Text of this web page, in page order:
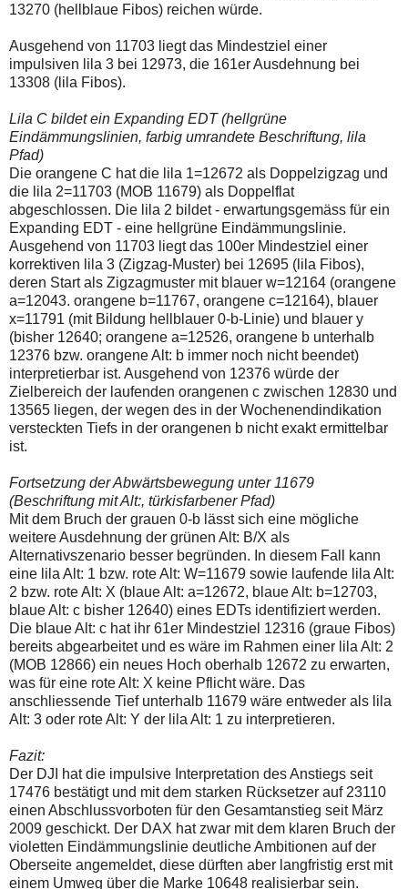
13270 (hellblaue Fibos) reichen würde.
Ausgehend von 11703 liegt das Mindestziel einer
impulsiven lila 3 bei 12973, die 161er Ausdehnung bei
13308 (lila Fibos).
Lila C bildet ein Expanding EDT (hellgrüne
Eindämmungslinien, farbig umrandete Beschriftung, lila
Pfad)
Die orangene C hat die lila 1=12672 als Doppelzigzag und
die lila 2=11703 (MOB 11679) als Doppelflat
abgeschlossen. Die lila 2 bildet - erwartungsgemäss für ein
Expanding EDT - eine hellgrüne Eindämmungslinie.
Ausgehend von 11703 liegt das 100er Mindestziel einer
korrektiven lila 3 (Zigzag-Muster) bei 12695 (lila Fibos),
deren Start als Zigzagmuster mit blauer w=12164 (orangene
a=12043. orangene b=11767, orangene c=12164), blauer
x=11791 (mit Bildung hellblauer 0-b-Linie) und blauer y
(bisher 12640; orangene a=12526, orangene b unterhalb
12376 bzw. orangene Alt: b immer noch nicht beendet)
interpretierbar ist. Ausgehend von 12376 würde der
Zielbereich der laufenden orangenen c zwischen 12830 und
13565 liegen, der wegen des in der Wochenendindikation
versteckten Tiefs in der orangenen b nicht exakt ermittelbar
ist.
Fortsetzung der Abwärtsbewegung unter 11679
(Beschriftung mit Alt:, türkisfarbener Pfad)
Mit dem Bruch der grauen 0-b lässt sich eine mögliche
weitere Ausdehnung der grünen Alt: B/X als
Alternativszenario besser begründen. In diesem Fall kann
eine lila Alt: 1 bzw. rote Alt: W=11679 sowie laufende lila Alt:
2 bzw. rote Alt: X (blaue Alt: a=12672, blaue Alt: b=12703,
blaue Alt: c bisher 12640) eines EDTs identifiziert werden.
Die blaue Alt: c hat ihr 61er Mindestziel 12316 (graue Fibos)
bereits abgearbeitet und es wäre im Rahmen einer lila Alt: 2
(MOB 12866) ein neues Hoch oberhalb 12672 zu erwarten,
was für eine rote Alt: X keine Pflicht wäre. Das
anschliessende Tief unterhalb 11679 wäre entweder als lila
Alt: 3 oder rote Alt: Y der lila Alt: 1 zu interpretieren.
Fazit:
Der DJI hat die impulsive Interpretation des Anstiegs seit
17476 bestätigt und mit dem starken Rücksetzer auf 23110
einen Abschlussvorboten für den Gesamtanstieg seit März
2009 geschickt. Der DAX hat zwar mit dem klaren Bruch der
violetten Eindämmungslinie deutliche Ambitionen auf der
Oberseite angemeldet, diese dürften aber langfristig erst mit
einem Umweg über die Marke 10648 realisierbar sein.